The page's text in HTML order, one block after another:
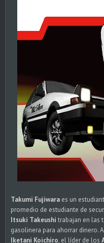
Takumi Fujiwara es un
promedio de estudiante de
Itsuki Takeushi trabajan en las
gasolinera para ahorrar dinero.
Iketani Koichiro, el líder de los